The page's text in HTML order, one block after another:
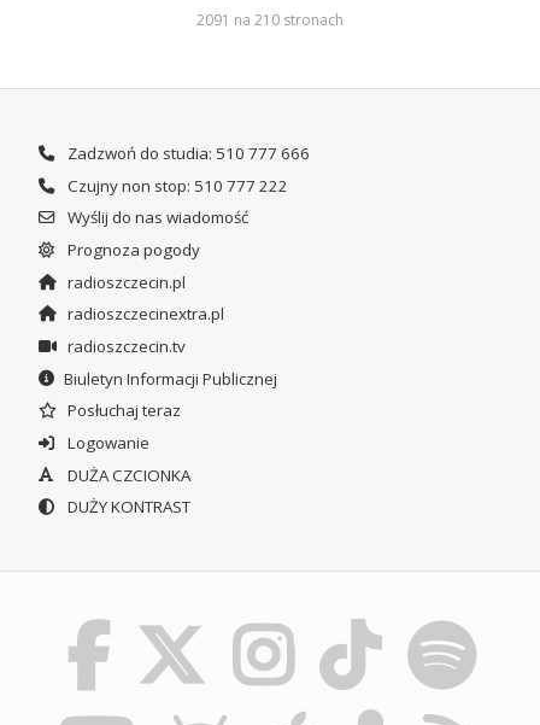
2091 na 210 stronach
Zadzwoń do studia: 510 777 666
Czujny non stop: 510 777 222
Wyślij do nas wiadomość
Prognoza pogody
radioszczecin.pl
radioszczecinextra.pl
radioszczecin.tv
Biuletyn Informacji Publicznej
Posłuchaj teraz
Logowanie
DUŻA CZCIONKA
DUŻY KONTRAST